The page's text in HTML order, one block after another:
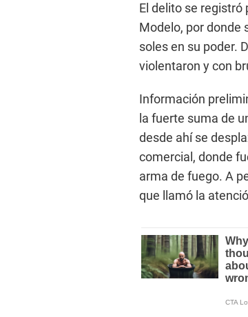
El delito se
Modelo, por donde
soles en su poder.
violentaron y con
Información
la fuerte suma de
desde ahí se
comercial, donde
arma de fuego. A
que llamó la